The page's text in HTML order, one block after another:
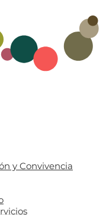
y Convivencia